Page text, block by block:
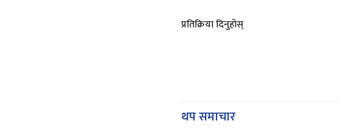
प्रतिक्रिया दिनुहोस्
थप समाचार